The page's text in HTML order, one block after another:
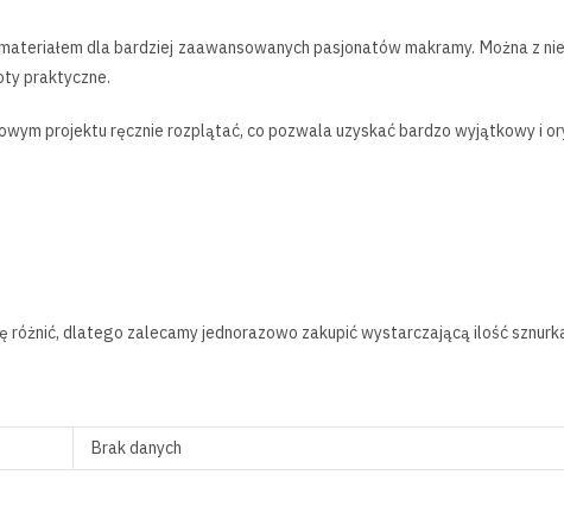
dla bardziej zaawansowanych pasjonatów makramy. Można z
praktyczne.
projektu ręcznie rozplątać, co pozwala uzyskać bardzo wyjątkowy i
dlatego zalecamy jednorazowo zakupić wystarczającą ilość
Brak danych